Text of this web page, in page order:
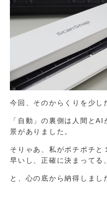
今回、そのからくりを少し
「自動」の裏側は人間と
景がありました。
そりゃあ、私がポチポチと
早いし、正確に決まってる、
と、心の底から納得しまし